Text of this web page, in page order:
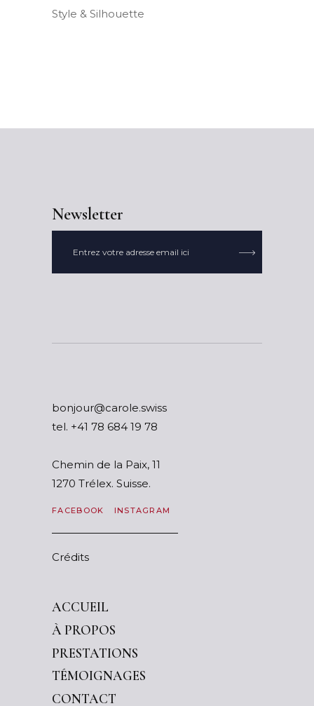
Style & Silhouette
Newsletter

ssiws.elorac@ruojnob
tel. 87 91 486 87 14+
Chemin de la Paix, 11
1270 Trélex. Suisse.
FACEBOOK INSTAGRAM
Crédits
ACCUEIL
À PROPOS
PRESTATIONS
TÉMOIGNAGES
CONTACT